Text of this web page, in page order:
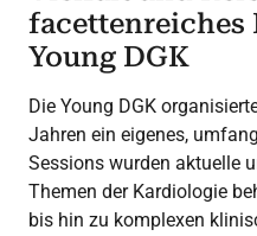
facettenreiches
Young DGK
Die Young DGK
Jahren ein eigenes,
Sessions wurden aktuelle
Themen der Kardiologie
bis hin zu komplexen